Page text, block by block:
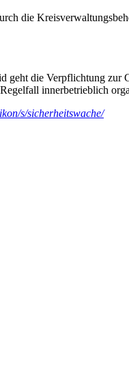
die
geht die Verpflichtung
innerbetrieblich
s/sicherheitswache/